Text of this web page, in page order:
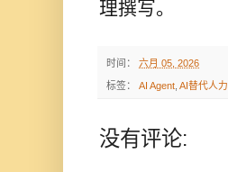
理撰写。
时间： 六月 05, 2026
标签： AI Agent AI替代人力
没有评论: